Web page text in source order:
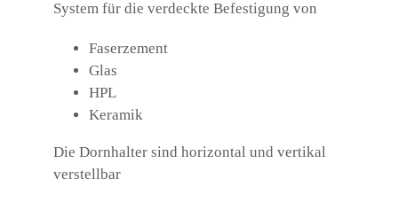
System für die verdeckte Befestigung von
Faserzement
Glas
HPL
Keramik
Die Dornhalter sind horizontal und vertikal
verstellbar